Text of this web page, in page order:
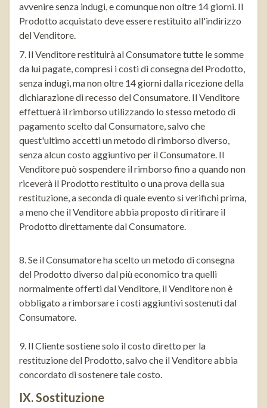
avvenire senza indugi, e comunque non oltre 14 giorni. Il
Prodotto acquistato deve essere restituito all'indirizzo
del Venditore.
7. Il Venditore restituirà al Consumatore tutte le somme
da lui pagate, compresi i costi di consegna del Prodotto,
senza indugi, ma non oltre 14 giorni dalla ricezione della
dichiarazione di recesso del Consumatore. Il Venditore
effettuerà il rimborso utilizzando lo stesso metodo di
pagamento scelto dal Consumatore, salvo che
quest'ultimo accetti un metodo di rimborso diverso,
senza alcun costo aggiuntivo per il Consumatore. Il
Venditore può sospendere il rimborso fino a quando non
riceverà il Prodotto restituito o una prova della sua
restituzione, a seconda di quale evento si verifichi prima,
a meno che il Venditore abbia proposto di ritirare il
Prodotto direttamente dal Consumatore.
8. Se il Consumatore ha scelto un metodo di consegna
del Prodotto diverso dal più economico tra quelli
normalmente offerti dal Venditore, il Venditore non è
obbligato a rimborsare i costi aggiuntivi sostenuti dal
Consumatore.
9. Il Cliente sostiene solo il costo diretto per la
restituzione del Prodotto, salvo che il Venditore abbia
concordato di sostenere tale costo.
IX. Sostituzione